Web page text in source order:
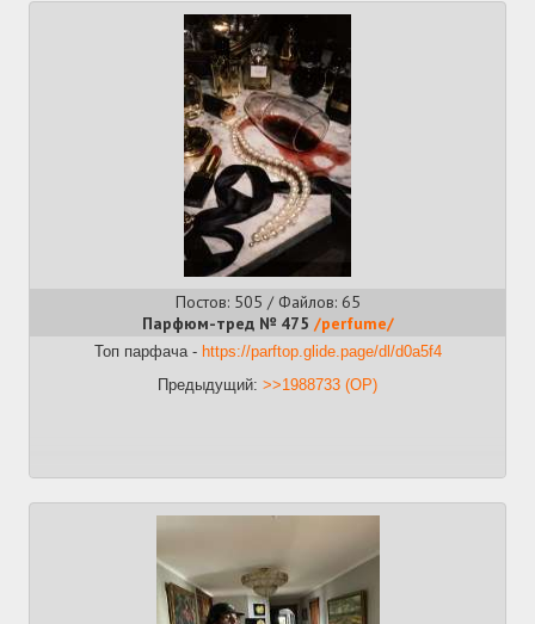
Постов: 505 / Файлов: 65
Парфюм-тред № 475 /perfume/
Топ парфача - https://parftop.glide.page/dl/d0a5f4
Предыдущий: >>1988733 (OP)